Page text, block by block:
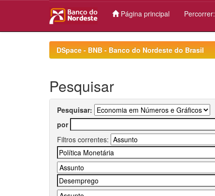
Página principal Percorrer:
DSpace - BNB - Banco do Nordeste do Brasil
Pesquisar
Pesquisar:
por
Filtros correntes: